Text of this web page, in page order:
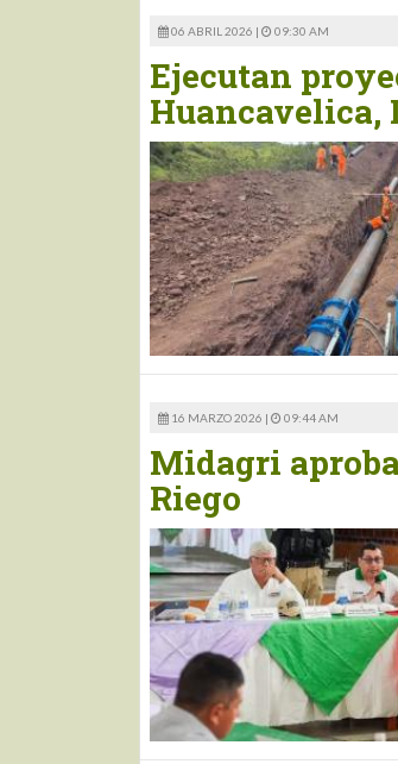
06 ABRIL 2026 | 09:30 AM
Ejecutan
Huancavelica,
16 MARZO 2026 | 09:44 AM
Midagri
Riego